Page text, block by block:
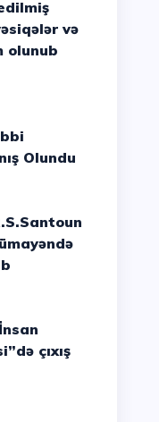
və
olunub
Olundu
çıxış